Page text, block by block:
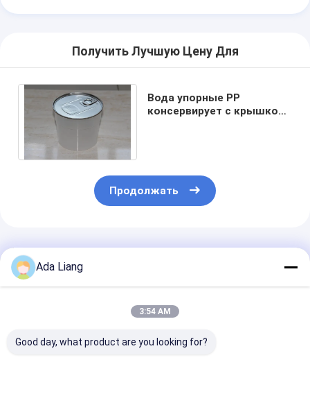
Получить Лучшую Цену Для
Вода упорные PP
консервирует с крышкой
Продолжать
Порекомендованные Продукты
Ada Liang
3:54 AM
Good day, what product are you looking for?